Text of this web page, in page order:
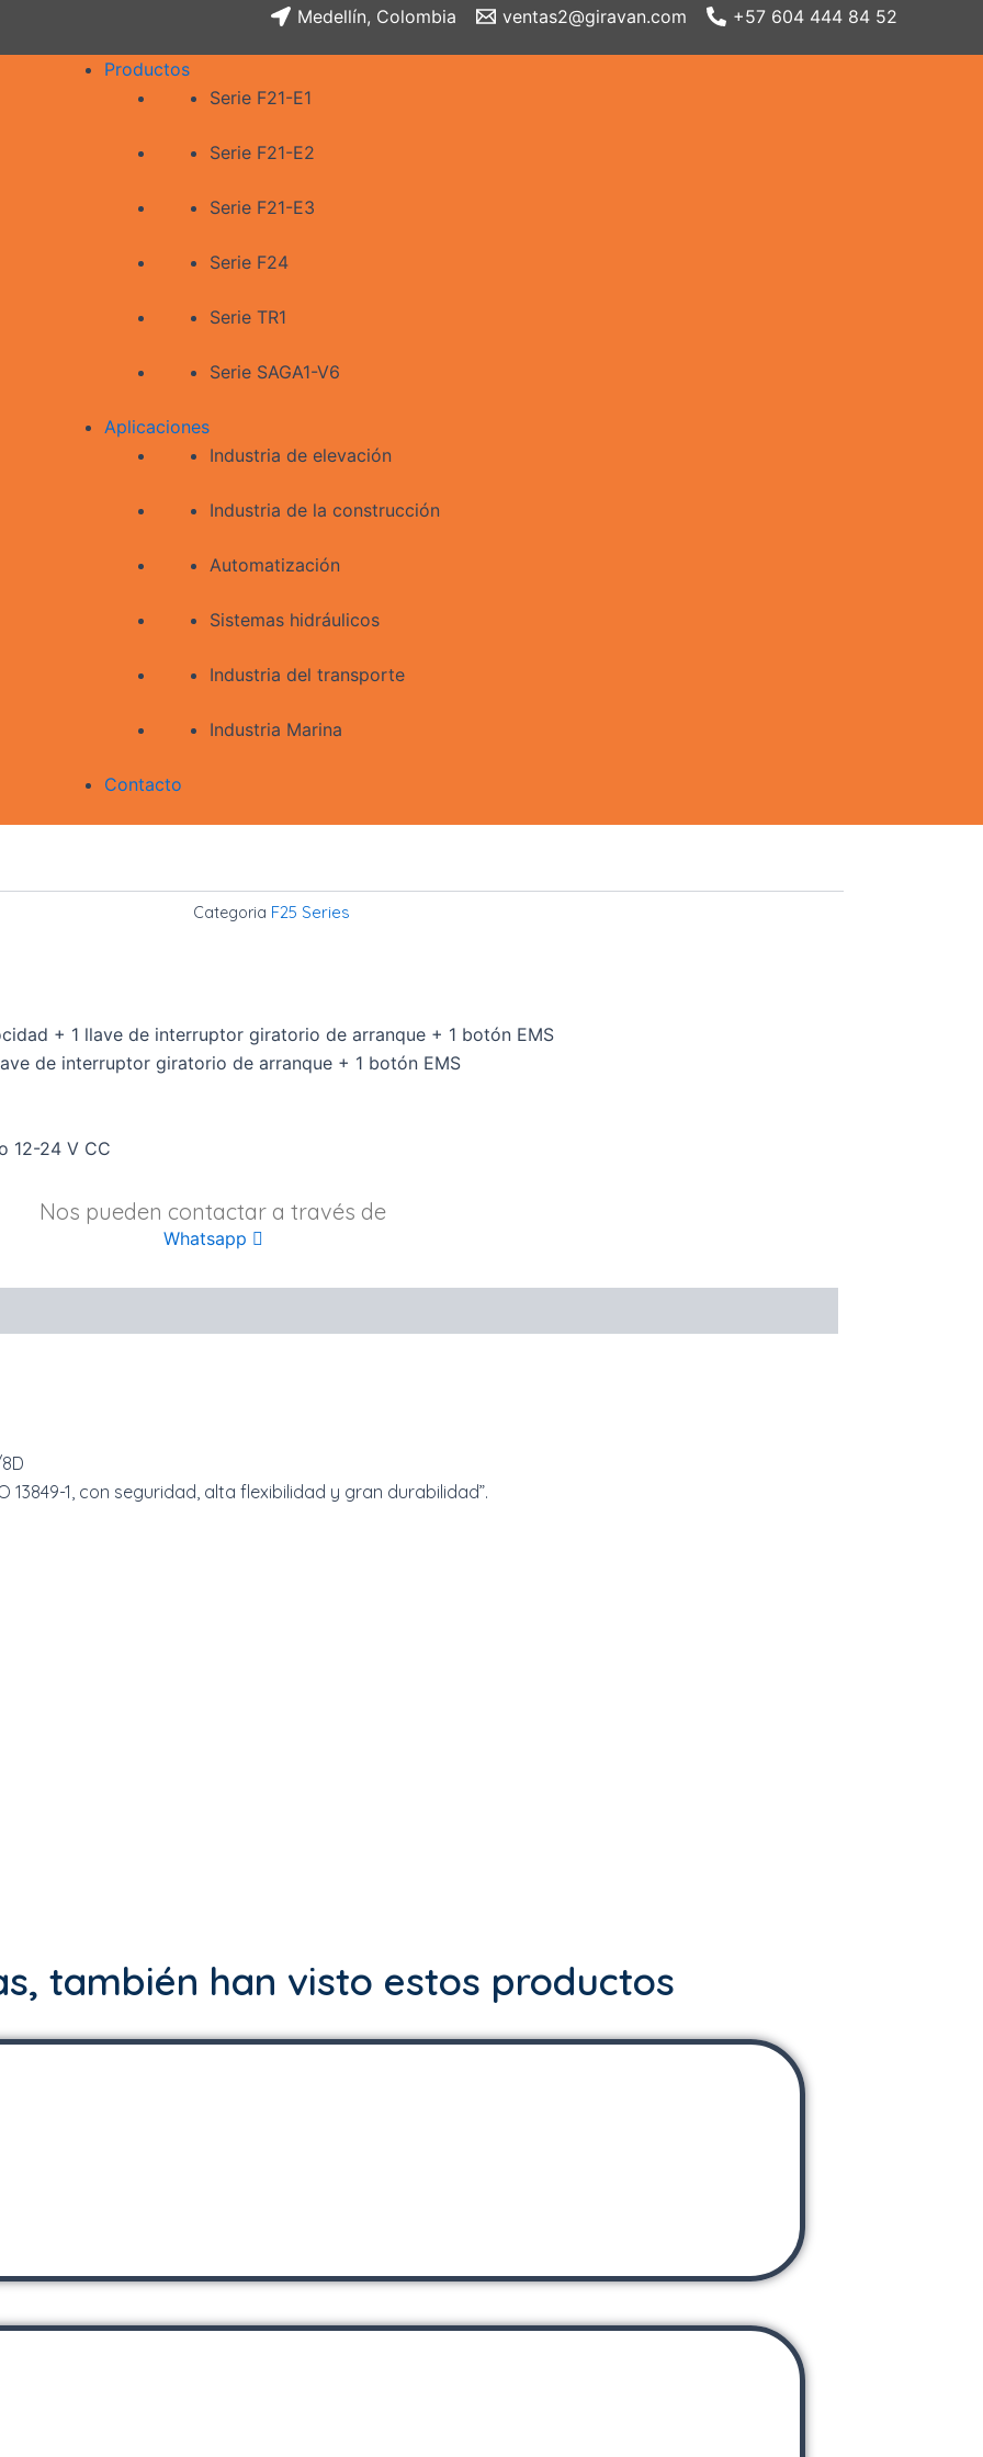
Medellín, Colombia ventas2@giravan.com +57 604 444 84 52
Productos
Serie F21-E1
Serie F21-E2
Serie F21-E3
Serie F24
Serie TR1
Serie SAGA1-V6
Aplicaciones
Industria de elevación
Industria de la construcción
Automatización
Sistemas hidráulicos
Industria del transporte
Industria Marina
Contacto
Categoria F25 Series
+ 1 llave de interruptor giratorio de arranque + 1 botón EMS
de interruptor giratorio de arranque + 1 botón EMS
12-24 V CC
Nos pueden contactar a través de
Whatsapp
13849-1, con seguridad, alta flexibilidad y gran durabilidad”.
también han visto estos productos